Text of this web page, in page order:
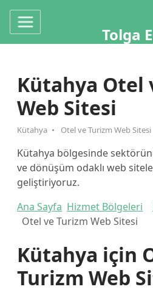
Tolga
Kütahya Otel
Web Sitesi
Kütahya Otel ve Turizm Web Sitesi
Kütahya bölgesinde
ve dönüşüm odaklı web
geliştiriyoruz.
Ana Sayfa Hizmet Bölgeleri
Otel ve Turizm Web Sitesi
Kütahya için
Turizm Web